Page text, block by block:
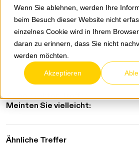
Wenn Sie ablehnen, werden Ihre
beim Besuch dieser Website nicht
einzelnes Cookie wird in Ihrem
daran zu erinnern, dass Sie nicht
werden möchten.
Akzeptieren
Filter
Meinten Sie vielleicht:
Ähnliche Treffer